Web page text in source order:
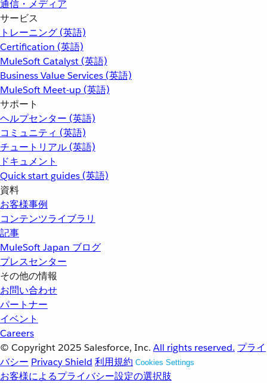
通信・メディア
サービス
トレーニング (英語)
Certification (英語)
MuleSoft Catalyst (英語)
Business Value Services (英語)
MuleSoft Meet-up (英語)
サポート
ヘルプセンター (英語)
コミュニティ (英語)
チュートリアル (英語)
ドキュメント
Quick start guides (英語)
資料
お客様事例
コンテンツライブラリ
記事
MuleSoft Japan ブログ
プレスセンター
その他の情報
お問い合わせ
パートナー
イベント
Careers
© Copyright 2025 Salesforce, Inc. All rights reserved. プライ
バシー Privacy Shield 利用規約 Cookies Settings
お客様によるプライバシー設定の選択肢